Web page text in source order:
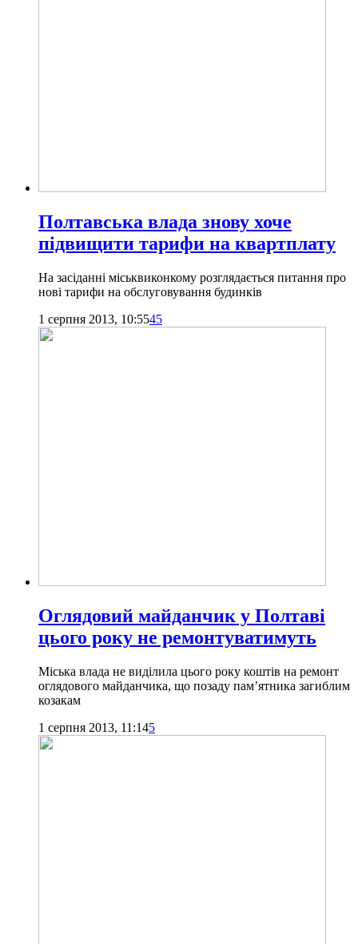
Полтавська влада знову хоче
підвищити тарифи на квартплату
На засіданні міськвиконкому розглядається питання про
нові тарифи на обслуговування будинків
1 серпня 2013, 10:5545
Оглядовий майданчик у Полтаві
цього року не ремонтуватимуть
Міська влада не виділила цього року коштів на ремонт
оглядового майданчика, що позаду пам’ятника загиблим
козакам
1 серпня 2013, 11:145